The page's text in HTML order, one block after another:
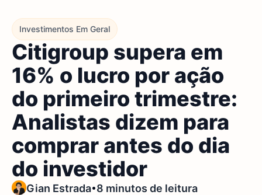
Investimentos Em Geral
Citigroup supera em
16% o lucro por ação
do primeiro trimestre:
Analistas dizem para
comprar antes do dia
do investidor
Gian Estrada•8 minutos de leitura